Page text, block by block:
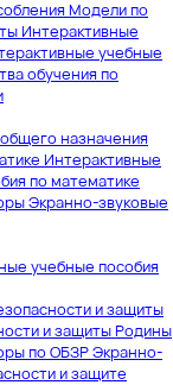
Модели по
Интерактивные
учебные
обучения по
назначения
Интерактивные
по математике
Экранно-звуковые
учебные пособия
и защиты
и защиты Родины
по ОБЗРЭкранно-
и защите